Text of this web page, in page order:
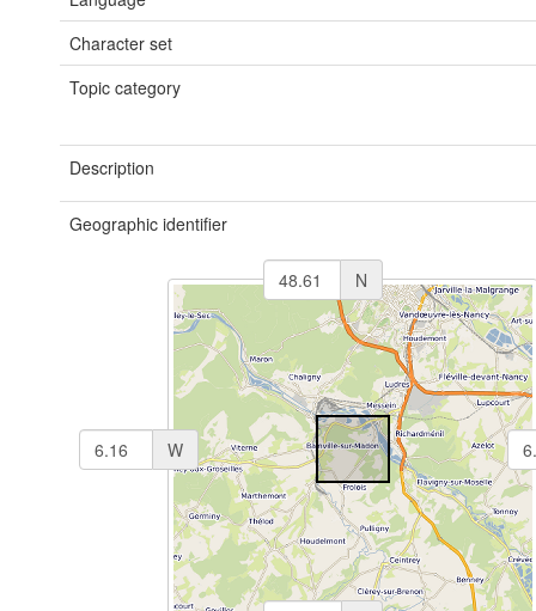
Character set
Topic category
Description
Geographic identifier
N
W